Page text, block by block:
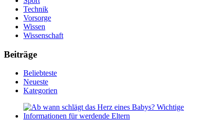
Technik
Vorsorge
Wissen
Wissenschaft
Beiträge
Beliebteste
Neueste
Kategorien